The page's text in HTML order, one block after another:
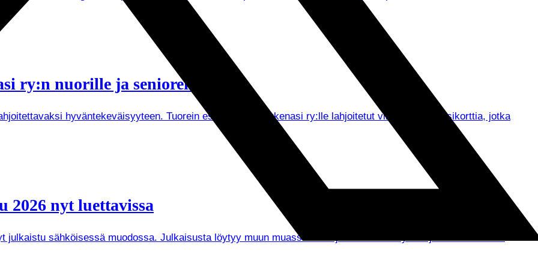
ry:n nuorille ja senioreille
hyväntekeväisyyteen. Tuorein esimerkki on Tukenasi ry:lle lahjoitetut viisi Tepsin kausikorttia, jotka
nyt luettavissa
sähköisessä muodossa. Julkaisusta löytyy muun muassa seurajohdon tervehdykset ja ennen kaikkea